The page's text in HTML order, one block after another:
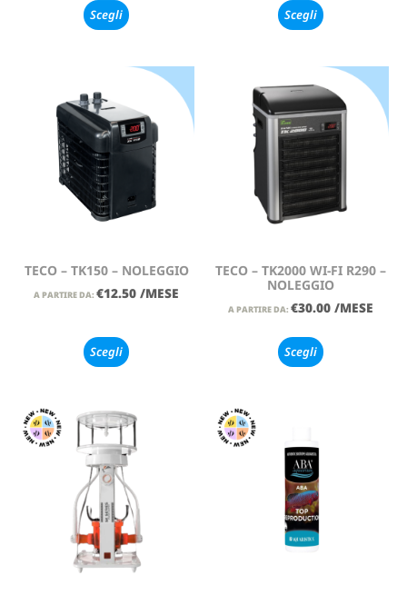
Scegli Scegli
TECO – TK150 – NOLEGGIO
A PARTIRE DA: €12.50 /MESE
Scegli
TECO – TK2000 WI-FI R290 –
NOLEGGIO
A PARTIRE DA: €30.00 /MESE
Scegli